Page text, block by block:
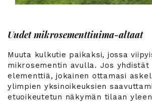
Uudet mikrosementtiuima-altaat
Muuta kulkutie paikaksi, jossa
mikrosementin avulla. Jos yhdistät
elementtiä, jokainen ottamasi
ylimpien yksinoikeuksien
etuoikeutetun näkymän tilaan